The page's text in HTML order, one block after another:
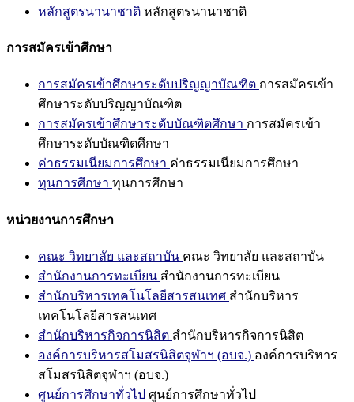
หลักสูตรนานาชาติ หลักสูตรนานาชาติ
การสมัครเข้าศึกษา
การสมัครเข้าศึกษาระดับปริญญาบัณฑิต การสมัครเข้า
ศึกษาระดับปริญญาบัณฑิต
การสมัครเข้าศึกษาระดับบัณฑิตศึกษา การสมัครเข้า
ศึกษาระดับบัณฑิตศึกษา
ค่าธรรมเนียมการศึกษา ค่าธรรมเนียมการศึกษา
ทุนการศึกษา ทุนการศึกษา
หน่วยงานการศึกษา
คณะ วิทยาลัย และสถาบัน คณะ วิทยาลัย และสถาบัน
สำนักงานการทะเบียน สำนักงานการทะเบียน
สำนักบริหารเทคโนโลยีสารสนเทศ สำนักบริหาร
เทคโนโลยีสารสนเทศ
สำนักบริหารกิจการนิสิต สำนักบริหารกิจการนิสิต
องค์การบริหารสโมสรนิสิตจุฬาฯ (อบจ.) องค์การบริหาร
สโมสรนิสิตจุฬาฯ (อบจ.)
ศูนย์การศึกษาทั่วไป ศูนย์การศึกษาทั่วไป